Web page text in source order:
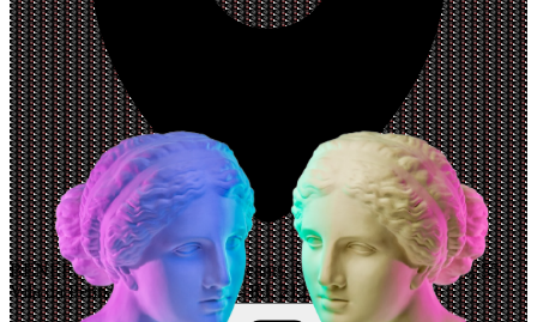
BENEFIT CLUB NAVY Sergeants, R. Profa. Paula Aquiles, 55 -
Vila da Penha, Rio de Janeiro - RJ, 21221-410, Brazil